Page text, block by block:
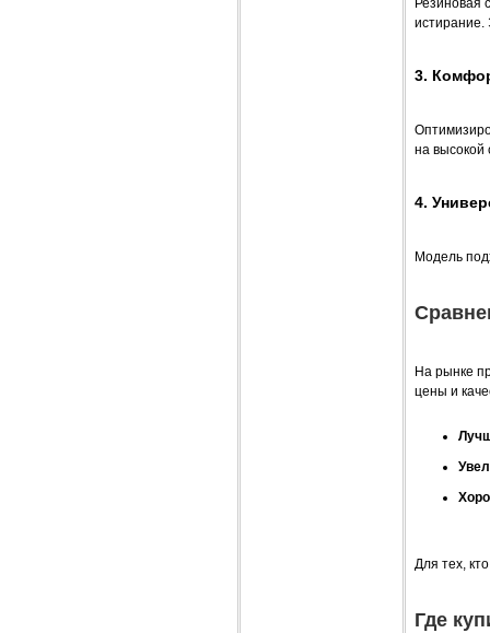
Резиновая
истирание.
3.
на высокой
4.
Модель
На рынке
цены и
Для тех,
Где